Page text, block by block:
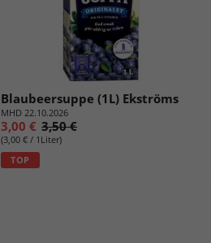
Blaubeersuppe (1L) Ekströms
MHD 22.10.2026
3,00 € 3,50 €
(3,00 € / 1Liter)
TOP